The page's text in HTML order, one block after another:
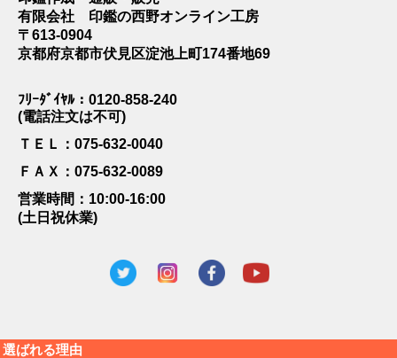
有限会社 印鑑の西野オンライン工房
〒613-0904
京都府京都市伏見区淀池上町174番地69
ﾌﾘｰﾀﾞｲﾔﾙ：0120-858-240
(電話注文は不可)
ＴＥＬ：075-632-0040
ＦＡＸ：075-632-0089
営業時間：10:00-16:00
(土日祝休業)
選ばれる理由